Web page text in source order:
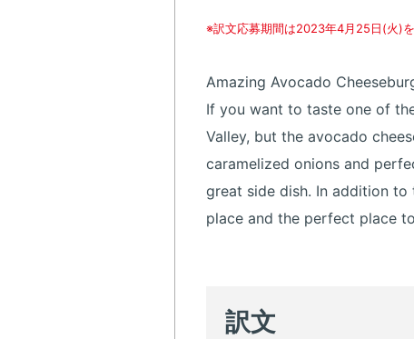
※訳文応募期間は2023年4月25日(火)を
Amazing Avocado
If you want to taste one of
Valley, but the avocado
caramelized onions and
great side dish. In addition
place and the perfect place
訳文